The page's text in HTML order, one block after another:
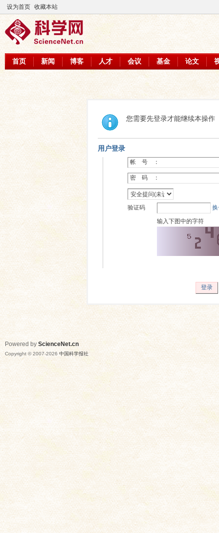
设为首页 收藏本站
首页 新闻 博客 人才 会议 基金 论文
您需要先登录才能继续本操作
用户登录
帐 号 ：
密 码 ：
验证码
输入下图中的字符
登录
Powered by ScienceNet.cn
Copyright © 2007-2026 中国科学报社